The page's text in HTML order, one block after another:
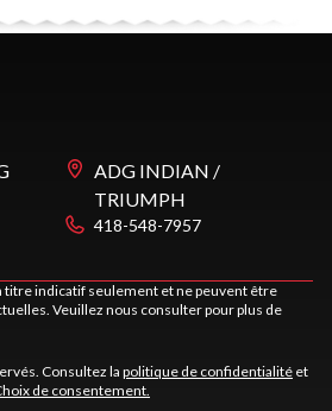
ADG INDIAN /
TRIUMPH
418-548-7957
titre indicatif seulement et ne peuvent être
Veuillez nous consulter pour plus de
Consultez lapolitique de confidentialité et
de consentement.